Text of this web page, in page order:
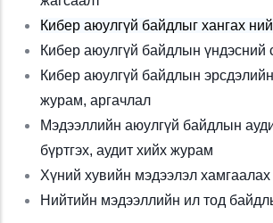
Кибер аюулгүй байдлыг хангах
Кибер аюулгүй байдлын үндэсний
Кибер аюулгүй байдлын
журам, аргачлал
Мэдээллийн аюулгүй байдлын
бүртгэх, аудит хийх журам
Хүний хувийн мэдээлэл хамгаалах
Нийтийн мэдээллийн ил тод